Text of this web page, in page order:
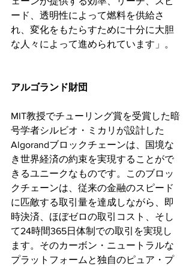
ード、透明性によって燃料を供給さ
れ、変化をもたらすために十分に大胆
な人々によって進められています」。
アルゴランド財団
MIT教授でチューリング賞を受賞した暗
号学者シルビオ・ミカリが設計した
Algorandブロックチェーンは、国境な
き世界経済の約束を実現することがで
きるユニークなものです。このブロッ
クチェーンは、従来の金融のスピード
に匹敵する取引量を達成しながら、即
時決済、ほぼゼロの取引コスト、そし
て24時間365日体制での取引を実現し
ます。そのカーボン・ニュートラルな
プラットフォームと独自のピュア・プ